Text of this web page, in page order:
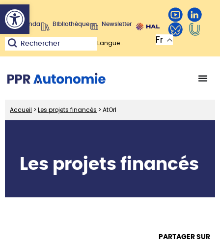
Ouvrir la barre d’outils
Agenda Bibliothèque Newsletter
Rechercher Langue : Fr
Accueil > Les projets financés > AtOrI
Les projets financés
PARTAGER SUR